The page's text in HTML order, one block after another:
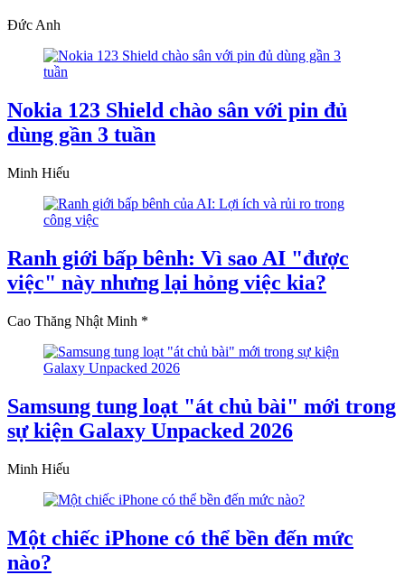
Đức Anh
Nokia 123 Shield chào sân với pin đủ
dùng gần 3 tuần
Minh Hiếu
Ranh giới bấp bênh: Vì sao AI "được
việc" này nhưng lại hỏng việc kia?
Cao Thăng Nhật Minh *
Samsung tung loạt "át chủ bài" mới trong
sự kiện Galaxy Unpacked 2026
Minh Hiếu
Một chiếc iPhone có thể bền đến mức
nào?